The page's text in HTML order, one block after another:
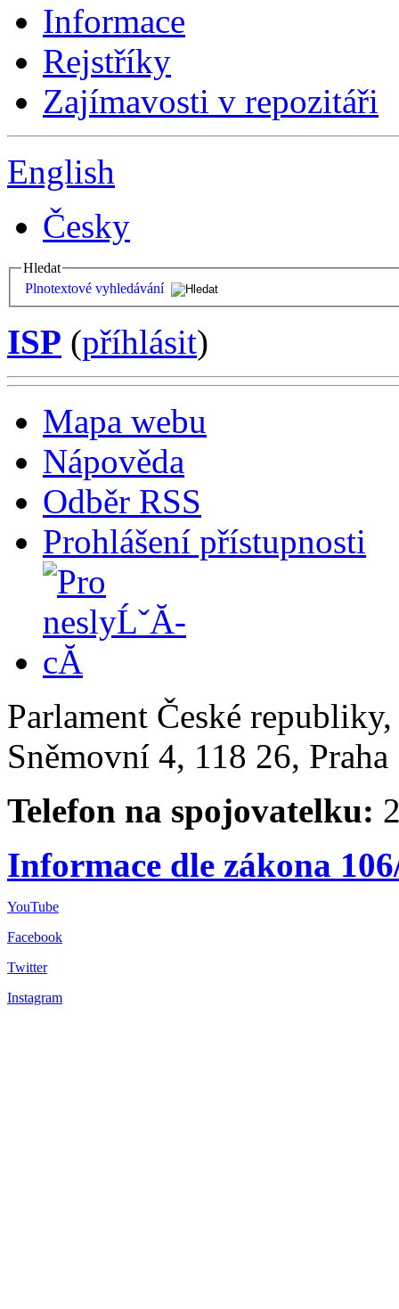
Informace
Rejstříky
Zajímavosti v repozitáři
English
Česky
Hledat
Plnotextové vyhledávání
ISP (příhlásit)
Mapa webu
Nápověda
Odběr RSS
Prohlášení přístupnosti
Parlament České
Sněmovní 4, 118 26,
Telefon na spojovatelku:
Informace dle zákona
YouTube
Facebook
Twitter
Instagram